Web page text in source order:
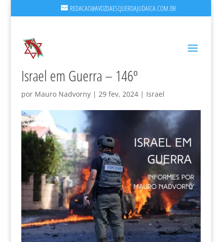
REDACAO@AVOZDAESQUERDAJUDAICA.COM.BR
Israel em Guerra – 146º
por Mauro Nadvorny| 29 fev, 2024| Israel